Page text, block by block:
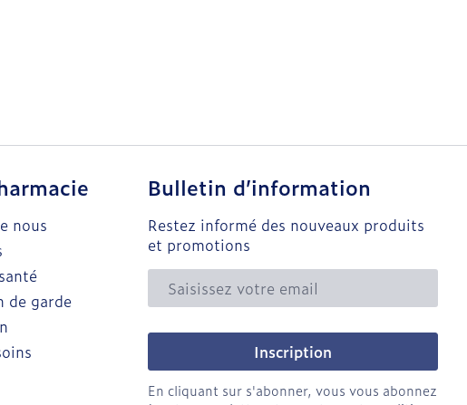
nous
de garde
Bulletin d’information
Restez informé des nouveaux produits
et promotions
Adresse mail
Inscription
En cliquant sur s'abonner, vous vous abonnez